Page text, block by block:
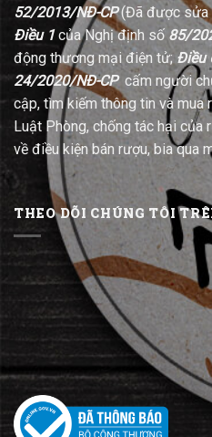
52/2013/NĐ-CP(Đã được sửa
Điều 1của Nghị định số 85/
động thương mại điện tử; Điều
24/2020/NĐ-CPcấm người
cập, tìm kiếm thông tin và mua
Luật Phòng, chống tác hại
về điều kiện bán rượu, bia qua
THEO DÕI CHÚNG TÔI